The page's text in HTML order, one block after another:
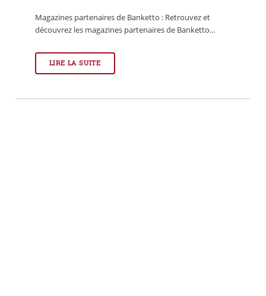
Magazines partenaires de Banketto : Retrouvez et
découvrez les magazines partenaires de Banketto...
LIRE LA SUITE